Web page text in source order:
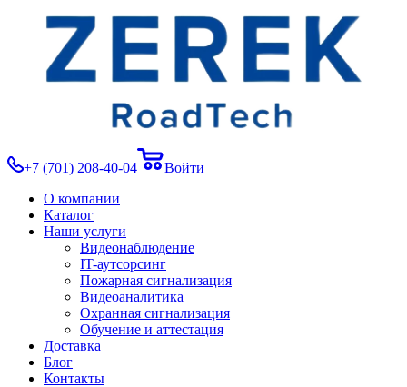
+7 (701) 208-40-04
Войти
О компании
Каталог
Наши услуги
Видеонаблюдение
IT-аутсорсинг
Пожарная сигнализация
Видеоаналитика
Охранная сигнализация
Обучение и аттестация
Доставка
Блог
Контакты